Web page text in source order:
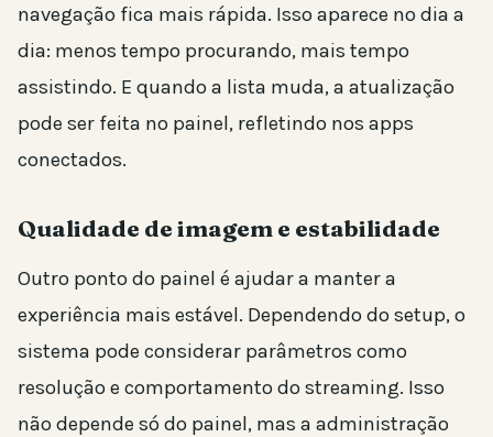
navegação fica mais rápida. Isso aparece no dia a
dia: menos tempo procurando, mais tempo
assistindo. E quando a lista muda, a atualização
pode ser feita no painel, refletindo nos apps
conectados.
Qualidade de imagem e estabilidade
Outro ponto do painel é ajudar a manter a
experiência mais estável. Dependendo do setup, o
sistema pode considerar parâmetros como
resolução e comportamento do streaming. Isso
não depende só do painel, mas a administração